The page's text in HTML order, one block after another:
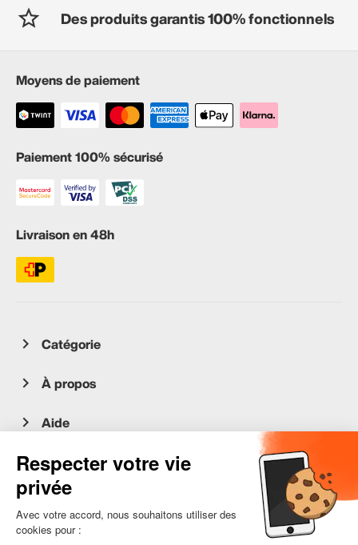
Des produits garantis 100% fonctionnels
Moyens de paiement
Paiement 100% sécurisé
Livraison en 48h
Catégorie
À propos
Aide
Service client
occasion.migros.mobile@recommerce.com
Lundi-Vendredi 08:00-17:00